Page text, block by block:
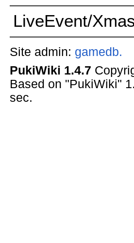
LiveEvent/
Site admin: gamedb.
PukiWiki 1.4.7
Based on "PukiWiki"
sec.